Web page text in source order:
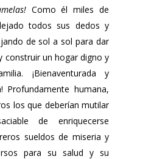
Como él miles de
todos sus dedos y
de sol a sol para dar
construir un hogar digno y
¡Bienaventurada y
Profundamente humana,
los que deberían mutilar
de enriquecerse
sueldos de miseria y
para su salud y su